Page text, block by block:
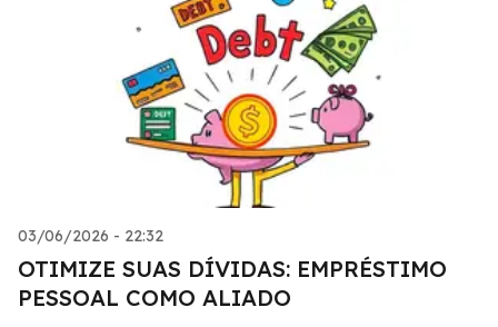
03/06/2026 - 22:32
OTIMIZE SUAS DÍVIDAS: EMPRÉSTIMO
PESSOAL COMO ALIADO